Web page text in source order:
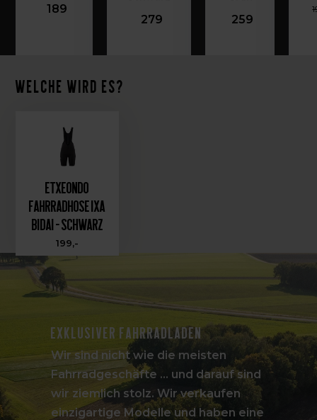
189
279 259
Welche wird es?
Etxeondo
Fahrradhose IXA
Bidai - Schwarz
199,-
Exklusiver Fahrradladen
Wir sind nicht wie die meisten
Fahrradgeschäfte ... und darauf sind
wir ziemlich stolz. Wir verkaufen
einzigartige Modelle und haben eine